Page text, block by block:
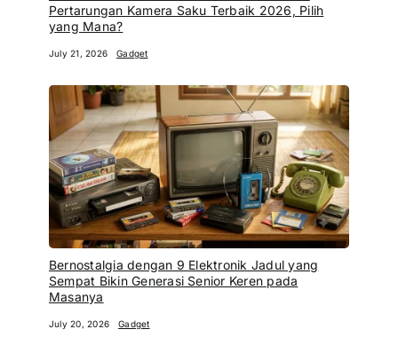
Pertarungan Kamera Saku Terbaik 2026, Pilih
yang Mana?
July 21, 2026 Gadget
Bernostalgia dengan 9 Elektronik Jadul yang
Sempat Bikin Generasi Senior Keren pada
Masanya
July 20, 2026 Gadget